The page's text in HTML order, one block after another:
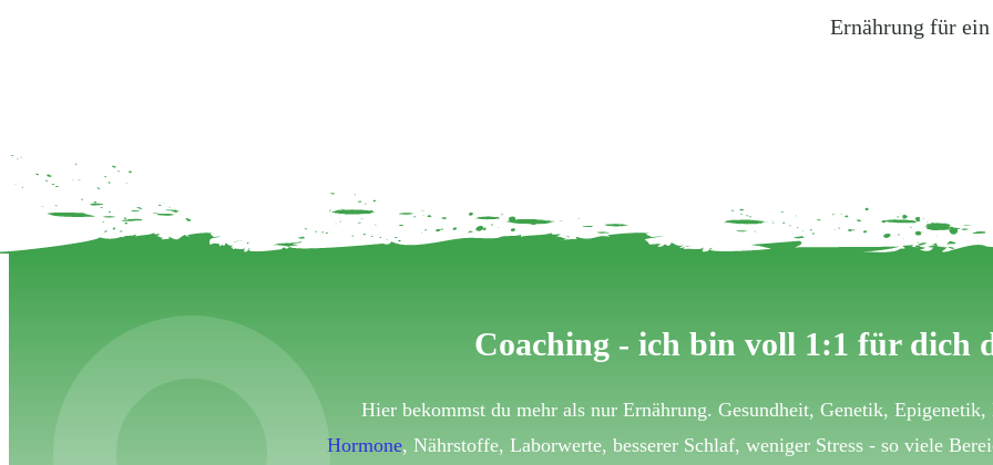
Ernährung für
Coaching - ich bin voll 1:1 für dich
Hier bekommst du mehr als nur Ernährung. Gesundheit, Genetik, Epigenetik,
Hormone, Nährstoffe, Laborwerte, besserer Schlaf, weniger Stress - so viele